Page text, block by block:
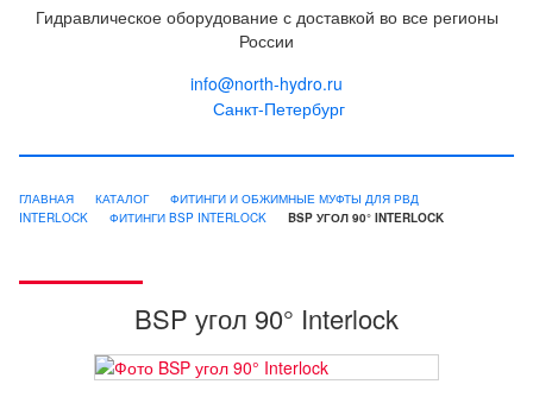
Гидравлическое оборудование с доставкой во все регионы
России
info@north-hydro.ru
Санкт-Петербург
ГЛАВНАЯ КАТАЛОГ
ФИТИНГИ И ОБЖИМНЫЕ МУФТЫ ДЛЯ РВД
INTERLOCK
ФИТИНГИ BSP INTERLOCK BSP УГОЛ 90° INTERLOCK
BSP угол 90° Interlock